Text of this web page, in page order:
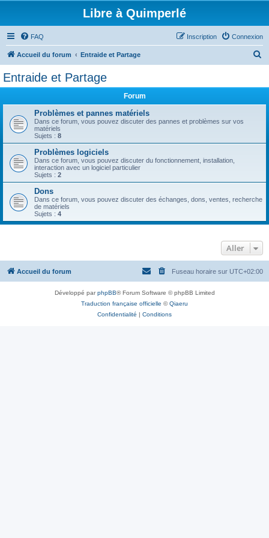
Libre à Quimperlé
FAQ Connexion
Inscription
Accueil du forum Entraide et Partage
r
Entraide et Partage
Forum
Problèmes et pannes matériels
Dans ce forum, vous pouvez discuter des pannes et problèmes sur vos
matériels
Sujets : 8
Problèmes logiciels
Dans ce forum, vous pouvez discuter du fonctionnement, installation,
interaction avec un logiciel particulier
Sujets : 2
Dons
Dans ce forum, vous pouvez discuter des échanges, dons, ventes, recherche
de matériels
Sujets : 4
Aller
Accueil du forum Fuseau horaire sur UTC+02:00
Développé parphpBB® Forum Software © phpBB Limited
Traduction française officielle ©Qiaeru
Confidentialité | Conditions